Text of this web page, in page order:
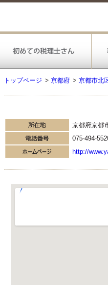
トップページ > 京都府 > 京都市北
京都府京都
075-494-
http://